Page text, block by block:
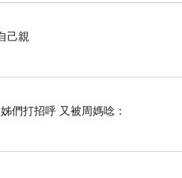
己親
們打招呼 又被周媽唸：